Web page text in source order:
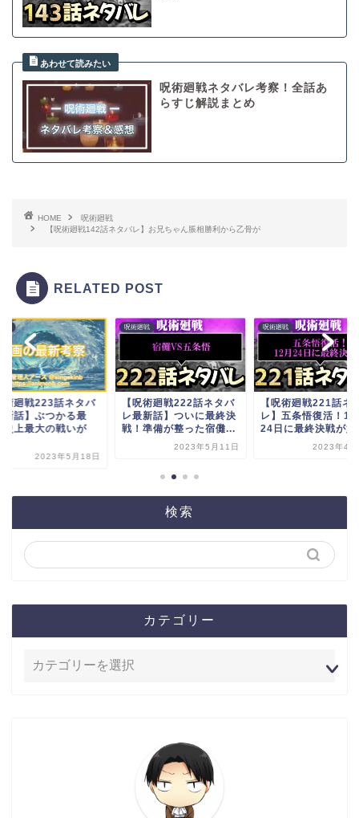
呪術廻戦ネタバレ考察！全話あ
らすじ解説まとめ
HOME
呪術廻戦
【呪術廻戦142話ネタバレ】お兄ちゃん脹相勝利から乙骨が
RELATED POST
術廻戦223話ネタバ
新話】ぶつかる最
史上最大の戦いが
2023年5月18日
呪術廻戦
【呪術廻戦222話ネタバ
レ最新話】ついに最終決
戦！準備が整った宿儺...
2023年5月11日
呪術廻戦
【呪術廻戦221話ネ
レ】五条悟復活！12
24日に最終決戦が始
2023年4
検索
カテゴリー